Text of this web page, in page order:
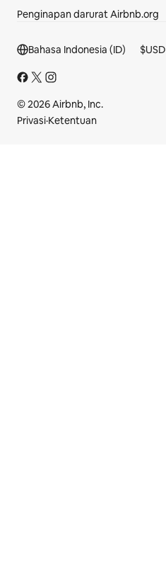
Penginapan darurat Airbnb.org
Bagian footer
Bahasa Indonesia (ID) $USD
© 2026 Airbnb, Inc.
Privasi·Ketentuan